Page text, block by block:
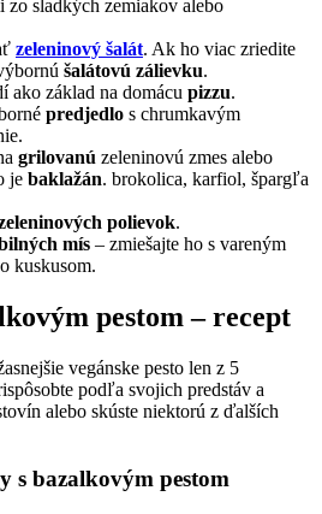
zo sladkých zemiakov alebo
zeleninový šalát. Ak ho viac zriedite
šalátovú zálievku.
ako základ na domácu pizzu.
predjedlo s chrumkavým
grilovanú zeleninovú zmes alebo
je baklažán. brokolica, karfiol, špargľa
polievok.
mís – zmiešajte ho s vareným
kuskusom.
pestom – recept
vegánske pesto len z 5
podľa svojich predstáv a
alebo skúste niektorú z ďalších
s bazalkovým pestom